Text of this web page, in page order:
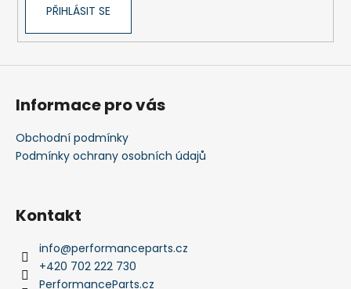
PŘIHLÁSIT SE
Informace pro vás
Obchodní podmínky
Podmínky ochrany osobních údajů
Kontakt
info@performanceparts.cz
+420 702 222 730
PerformanceParts.cz